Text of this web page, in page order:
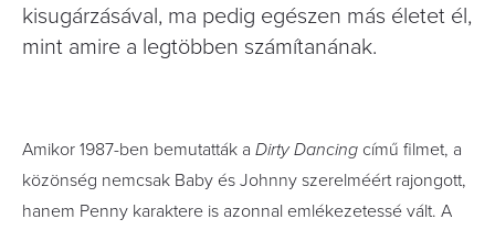
kisugárzásával, ma pedig egészen más életet él,
mint amire a legtöbben számítanának.
Amikor 1987-ben bemutatták a Dirty Dancing című filmet, a
közönség nemcsak Baby és Johnny szerelméért rajongott,
hanem Penny karaktere is azonnal emlékezetessé vált. A